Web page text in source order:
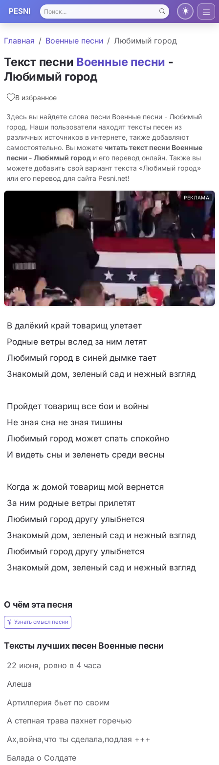
PESNI
Главная Военные песни Любимый город
Текст песни Военные песни -
Любимый город
В избранное
Здесь вы найдете слова песни Военные песни - Любимый
город. Наши пользователи находят тексты песен из
различных источников в интернете, также добавляют
самостоятельно. Вы можете читать текст песни Военные
песни - Любимый город и его перевод онлайн. Также вы
можете добавить свой вариант текста «Любимый город»
или его перевод для сайта Pesni.net!
РЕКЛАМА
В далёкий край товарищ улетает
Родные ветры вслед за ним летят
Любимый город в синей дымке тает
Знакомый дом, зеленый сад и нежный взгляд
Пройдет товарищ все бои и войны
Не зная сна не зная тишины
Любимый город может спать спокойно
И видеть сны и зеленеть среди весны
Когда ж домой товарищ мой вернется
За ним родные ветры прилетят
Любимый город другу улыбнется
Знакомый дом, зеленый сад и нежный взгляд
Любимый город другу улыбнется
Знакомый дом, зеленый сад и нежный взгляд
О чём эта песня
Узнать смысл песни
Тексты лучших песен Военные песни
22 июня, ровно в 4 часа
Алеша
Артиллерия бьет по своим
А степная трава пахнет горечью
Ах,война,что ты сделала,подлая +++
Балада о Солдате